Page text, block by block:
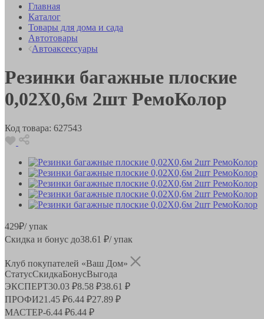
Главная
Каталог
Товары для дома и сада
Автотовары
Автоаксессуары
Резинки багажные плоские
0,02Х0,6м 2шт РемоКолор
Код товара: 627543
429₽/ упак
Скидка и бонус до38.61 ₽/ упак
Клуб покупателей «Ваш Дом»
СтатусСкидкаБонусВыгода
ЭКСПЕРТ30.03 ₽8.58 ₽38.61 ₽
ПРОФИ21.45 ₽6.44 ₽27.89 ₽
МАСТЕР-6.44 ₽6.44 ₽